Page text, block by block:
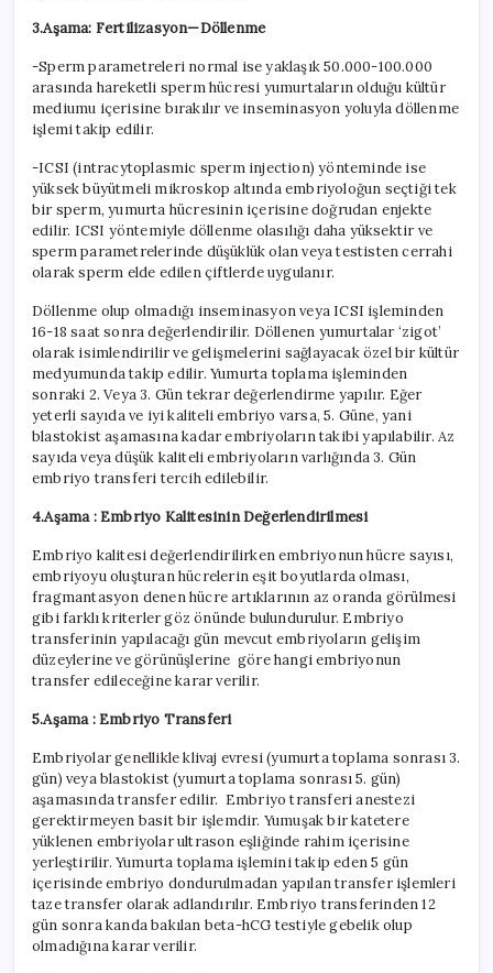
3.Aşama: Fertilizasyon—Döllenme
-Sperm parametreleri normal ise yaklaşık 50.000-100.000
arasında hareketli sperm hücresi yumurtaların olduğu kültür
mediumu içerisine bırakılır ve inseminasyon yoluyla döllenme
işlemi takip edilir.
-ICSI (intracytoplasmic sperm injection) yönteminde ise
yüksek büyütmeli mikroskop altında embriyoloğun seçtiği tek
bir sperm, yumurta hücresinin içerisine doğrudan enjekte
edilir. ICSI yöntemiyle döllenme olasılığı daha yüksektir ve
sperm parametrelerinde düşüklük olan veya testisten cerrahi
olarak sperm elde edilen çiftlerde uygulanır.
Döllenme olup olmadığı inseminasyon veya ICSI işleminden
16-18 saat sonra değerlendirilir. Döllenen yumurtalar ‘zigot’
olarak isimlendirilir ve gelişmelerini sağlayacak özel bir kültür
medyumunda takip edilir. Yumurta toplama işleminden
sonraki 2. Veya 3. Gün tekrar değerlendirme yapılır. Eğer
yeterli sayıda ve iyi kaliteli embriyo varsa, 5. Güne, yani
blastokist aşamasına kadar embriyoların takibi yapılabilir. Az
sayıda veya düşük kaliteli embriyoların varlığında 3. Gün
embriyo transferi tercih edilebilir.
4.Aşama : Embriyo Kalitesinin Değerlendirilmesi
Embriyo kalitesi değerlendirilirken embriyonun hücre sayısı,
embriyoyu oluşturan hücrelerin eşit boyutlarda olması,
fragmantasyon denen hücre artıklarının az oranda görülmesi
gibi farklı kriterler göz önünde bulundurulur. Embriyo
transferinin yapılacağı gün mevcut embriyoların gelişim
düzeylerine ve görünüşlerine göre hangi embriyonun
transfer edileceğine karar verilir.
5.Aşama : Embriyo Transferi
Embriyolar genellikle klivaj evresi (yumurta toplama sonrası 3.
gün) veya blastokist (yumurta toplama sonrası 5. gün)
aşamasında transfer edilir. Embriyo transferi anestezi
gerektirmeyen basit bir işlemdir. Yumuşak bir katetere
yüklenen embriyolar ultrason eşliğinde rahim içerisine
yerleştirilir. Yumurta toplama işlemini takip eden 5 gün
içerisinde embriyo dondurulmadan yapılan transfer işlemleri
taze transfer olarak adlandırılır. Embriyo transferinden 12
gün sonra kanda bakılan beta-hCG testiyle gebelik olup
olmadığına karar verilir.